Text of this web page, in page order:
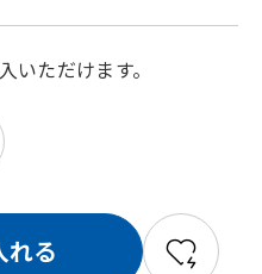
いただけます。
れる